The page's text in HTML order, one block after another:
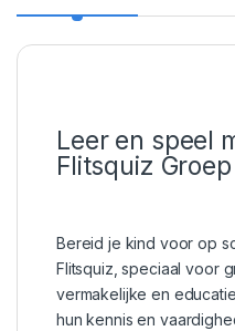
Leer en speel
Flitsquiz
Bereid je kind voor op
Flitsquiz, speciaal voor
vermakelijke en
hun kennis en